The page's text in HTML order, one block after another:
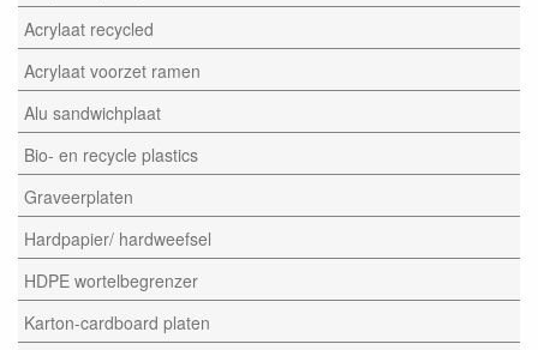
Acrylaat recycled
Acrylaat voorzet ramen
Alu sandwichplaat
Bio- en recycle plastics
Graveerplaten
Hardpapier/ hardweefsel
HDPE wortelbegrenzer
Karton-cardboard platen